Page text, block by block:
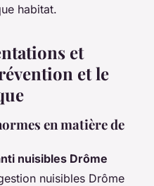
habitat.
et
et le
en matière de
nuisibles Drôme
nuisibles Drôme